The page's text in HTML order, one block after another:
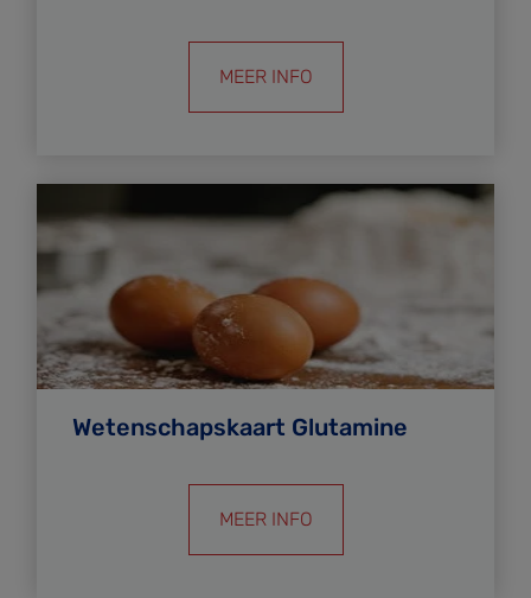
MEER INFO
Wetenschapskaart Glutamine
MEER INFO